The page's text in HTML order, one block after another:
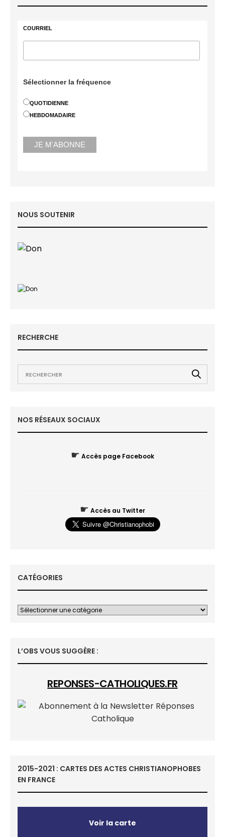
COURRIEL
Sélectionner la fréquence
QUOTIDIENNE
HEBDOMADAIRE
NOUS SOUTENIR
RECHERCHE
NOS RÉSEAUX SOCIAUX
☛ Accès page Facebook
☛ Accès au Twitter
CATÉGORIES
L’OBS VOUS SUGGÈRE :
REPONSES-CATHOLIQUES.FR
2015-2021 : CARTES DES ACTES CHRISTIANOPHOBES
EN FRANCE
Voir la carte